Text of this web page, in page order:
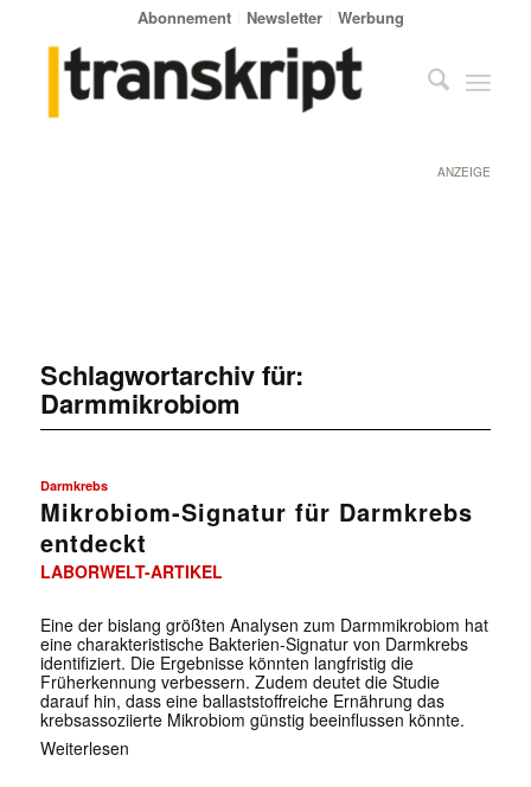
Abonnement Newsletter Werbung
ANZEIGE
Schlagwortarchiv für:
Darmmikrobiom
Darmkrebs
Mikrobiom-Signatur für Darmkrebs
entdeckt
LABORWELT-ARTIKEL
Eine der bislang größten Analysen zum Darmmikrobiom hat
eine charakteristische Bakterien-Signatur von Darmkrebs
identifiziert. Die Ergebnisse könnten langfristig die
Früherkennung verbessern. Zudem deutet die Studie
darauf hin, dass eine ballaststoffreiche Ernährung das
krebsassoziierte Mikrobiom günstig beeinflussen könnte.
Weiterlesen